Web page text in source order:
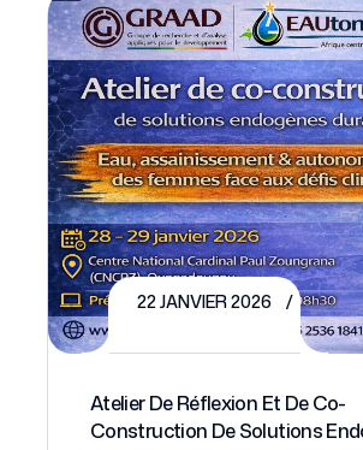
22 JANVIER 2026
Atelier De Réflexion Et De Co-
Construction De Solutions